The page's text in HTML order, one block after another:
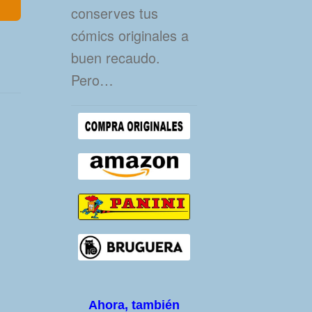
conserves tus
cómics originales a
buen recaudo.
Pero…
Ahora, también